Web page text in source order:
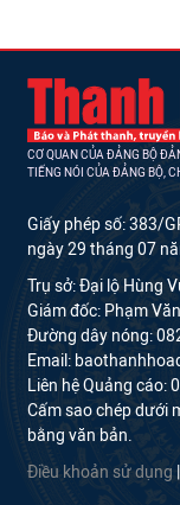
CƠ QUAN CỦA ĐẢNG BỘ
TIẾNG NÓI CỦA ĐẢNG BỘ,
Giấy phép số: 383/
ngày 29 tháng 07
Trụ sở: Đại lộ Hùng
Giám đốc: Phạm
Đường dây nóng:
Email:
Liên hệ Quảng cáo:
Cấm sao chép dưới
bằng văn bản.
Điều khoản sử dụng